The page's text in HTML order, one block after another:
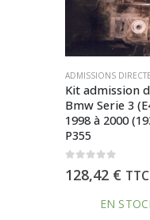
PIECES PAR MARQUE,SIMPLE CÔNE
FILTRES GREEN, PIECES
155,ADMISSIONS
Kit admission
Romeo 155 2,5
(125 cv), Green
0out of 5
137,96€